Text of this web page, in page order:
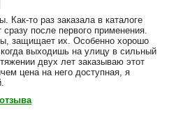
Как-то раз заказала в каталоге
после первого применения.
защищает их. Особенно хорошо
выходишь на улицу в сильный
двух лет заказываю этот
цена на него доступная, я